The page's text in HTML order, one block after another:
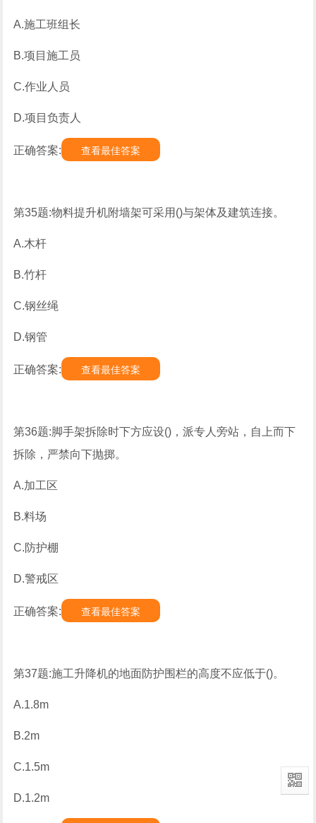
A.施工班组长
B.项目施工员
C.作业人员
D.项目负责人
正确答案: 查看最佳答案
第35题:物料提升机附墙架可采用()与架体及建筑连接。
A.木杆
B.竹杆
C.钢丝绳
D.钢管
正确答案: 查看最佳答案
第36题:脚手架拆除时下方应设()，派专人旁站，自上而下
拆除，严禁向下抛掷。
A.加工区
B.料场
C.防护棚
D.警戒区
正确答案: 查看最佳答案
第37题:施工升降机的地面防护围栏的高度不应低于()。
A.1.8m
B.2m
C.1.5m
D.1.2m